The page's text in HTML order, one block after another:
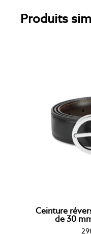
Produits
Ceinture
de 30